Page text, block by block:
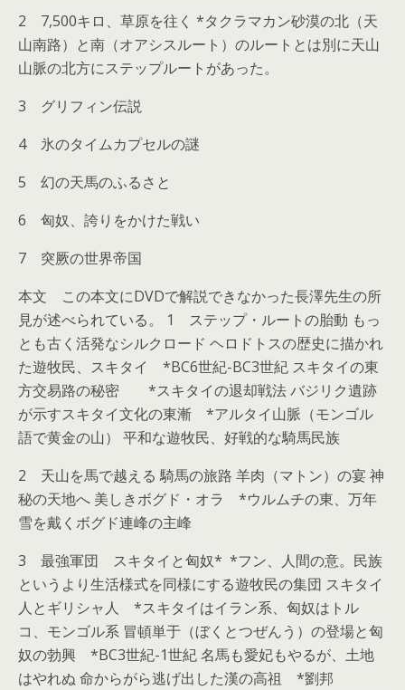
2 7,500キロ、草原を往く *タクラマカン砂漠の北（天
山南路）と南（オアシスルート）のルートとは別に天山
山脈の北方にステップルートがあった。
3 グリフィン伝説
4 氷のタイムカプセルの謎
5 幻の天馬のふるさと
6 匈奴、誇りをかけた戦い
7 突厥の世界帝国
本文 この本文にDVDで解説できなかった長澤先生の所
見が述べられている。 1 ステップ・ルートの胎動 もっ
とも古く活発なシルクロード ヘロドトスの歴史に描かれ
た遊牧民、スキタイ *BC6世紀-BC3世紀 スキタイの東
方交易路の秘密 *スキタイの退却戦法 バジリク遺跡
が示すスキタイ文化の東漸 *アルタイ山脈（モンゴル
語で黄金の山） 平和な遊牧民、好戦的な騎馬民族
2 天山を馬で越える 騎馬の旅路 羊肉（マトン）の宴 神
秘の天地へ 美しきボグド・オラ *ウルムチの東、万年
雪を戴くボグド連峰の主峰
3 最強軍団 スキタイと匈奴* *フン、人間の意。民族
というより生活様式を同様にする遊牧民の集団 スキタイ
人とギリシャ人 *スキタイはイラン系、匈奴はトル
コ、モンゴル系 冒頓単于（ぼくとつぜんう）の登場と匈
奴の勃興 *BC3世紀-1世紀 名馬も愛妃もやるが、土地
はやれぬ 命からがら逃げ出した漢の高祖 *劉邦